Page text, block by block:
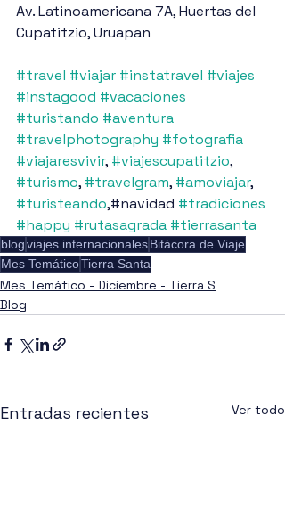
Av. Latinoamericana 7A, Huertas del
Cupatitzio, Uruapan
#travel #viajar #instatravel #viajes
#instagood #vacaciones
#turistando #aventura
#travelphotography #fotografia
#viajaresvivir, #viajescupatitzio,
#turismo, #travelgram, #amoviajar,
#turisteando,#navidad #tradiciones
#happy #rutasagrada #tierrasanta
blogviajes internacionalesBitácora de Viaje
Mes TemáticoTierra Santa
Mes Temático - Diciembre - Tierra S
Blog
Entradas recientes Ver todo